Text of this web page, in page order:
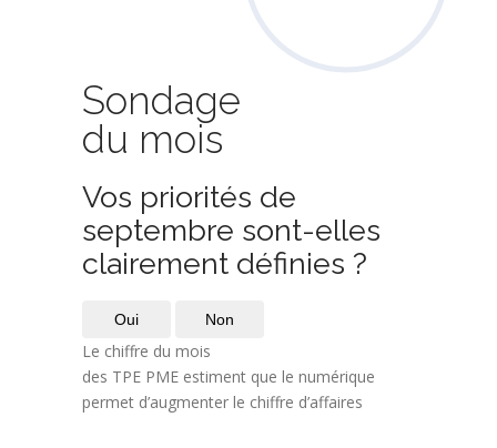
Sondage
du mois
Vos priorités de
septembre sont-elles
clairement définies ?
Oui Non
Le chiffre du mois
des TPE PME estiment que le numérique
permet d’augmenter le chiffre d’affaires